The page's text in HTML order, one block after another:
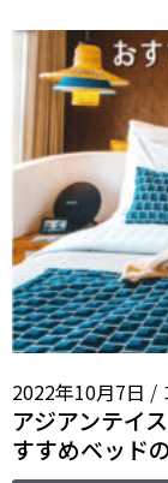
2022年10月7日 /
アジアンテイ
すすめベッド